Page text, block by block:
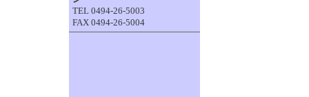
TEL 0494-26-5003
FAX 0494-26-5004